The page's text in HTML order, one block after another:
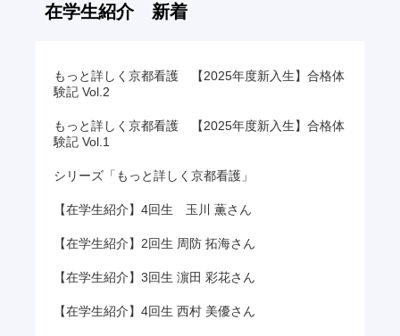
在学生紹介 新着
もっと詳しく京都看護 【2025年度新入生】合格体
験記 Vol.2
もっと詳しく京都看護 【2025年度新入生】合格体
験記 Vol.1
シリーズ「もっと詳しく京都看護」
【在学生紹介】4回生 玉川 薫さん
【在学生紹介】2回生 周防 拓海さん
【在学生紹介】3回生 濵田 彩花さん
【在学生紹介】4回生 西村 美優さん